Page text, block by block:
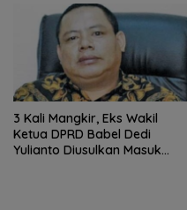
3 Kali Mangkir, Eks Wakil
Ketua DPRD Babel Dedi
Yulianto Diusulkan Masuk